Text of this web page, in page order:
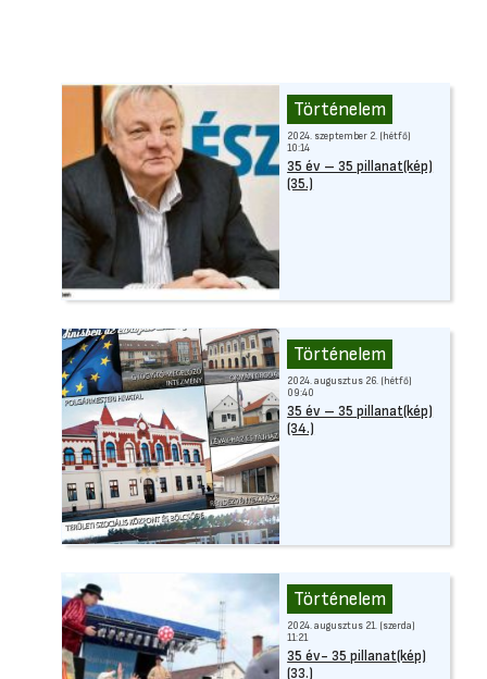
Történelem
2024. szeptember 2. (hétfő)
10:14
35 év – 35 pillanat(kép)
(35.)
Történelem
2024. augusztus 26. (hétfő)
09:40
35 év – 35 pillanat(kép)
(34.)
Történelem
2024. augusztus 21. (szerda)
11:21
35 év- 35 pillanat(kép)
(33.)